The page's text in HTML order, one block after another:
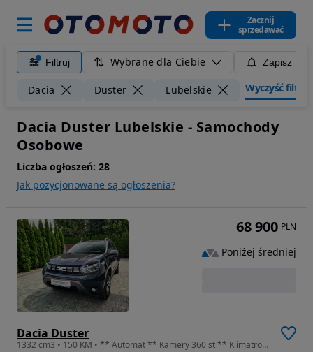
Zacznij
sprzedawać
Filtruj Wybrane dla Ciebie Zapisz
Dacia Duster Lubelskie Wyczyść filtry
Dacia Duster Lubelskie - Samochody
Osobowe
Liczba ogłoszeń: 28
Jak pozycjonowane są ogłoszenia?
Dacia Duster
1332 cm3 • 150 KM • ** Automat ** Kamery 360 st ** Klimatronik **
68 900 PLN
Poniżej średniej